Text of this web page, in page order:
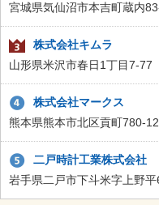
宮城県気仙沼市本吉町蔵内
株式会社キムラ
山形県米沢市春日1丁目7-77
株式会社マークス
熊本県熊本市北区貢町780-12
二戸時計工業株式会社
岩手県二戸市下斗米字上野